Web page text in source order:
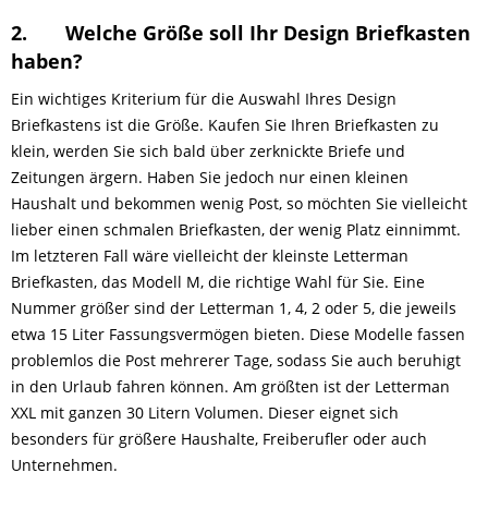
2. Welche Größe soll Ihr Design Briefkasten
haben?
Ein wichtiges Kriterium für die Auswahl Ihres Design
Briefkastens ist die Größe. Kaufen Sie Ihren Briefkasten zu
klein, werden Sie sich bald über zerknickte Briefe und
Zeitungen ärgern. Haben Sie jedoch nur einen kleinen
Haushalt und bekommen wenig Post, so möchten Sie vielleicht
lieber einen schmalen Briefkasten, der wenig Platz einnimmt.
Im letzteren Fall wäre vielleicht der kleinste Letterman
Briefkasten, das Modell M, die richtige Wahl für Sie. Eine
Nummer größer sind der Letterman 1, 4, 2 oder 5, die jeweils
etwa 15 Liter Fassungsvermögen bieten. Diese Modelle fassen
problemlos die Post mehrerer Tage, sodass Sie auch beruhigt
in den Urlaub fahren können. Am größten ist der Letterman
XXL mit ganzen 30 Litern Volumen. Dieser eignet sich
besonders für größere Haushalte, Freiberufler oder auch
Unternehmen.